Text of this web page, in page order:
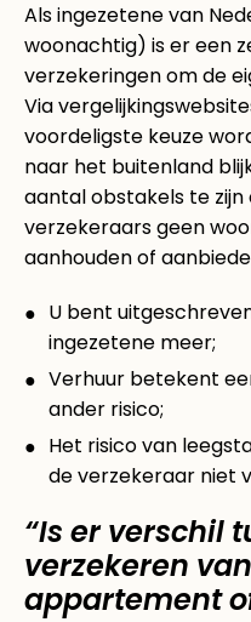
Als ingezetene van
woonachtig) is er een
verzekeringen om de
Via
voordeligste keuze
naar het buitenland
aantal obstakels te
verzekeraars geen
aanhouden of
U bent
ingezetene meer;
Verhuur betekent
ander risico;
Het risico van
de verzekeraar niet
“Is er verschil
verzekeren
appartement